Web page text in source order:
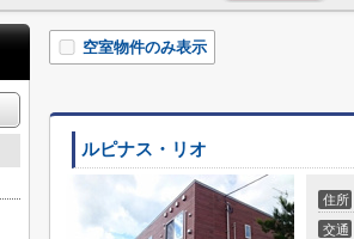
空室物件のみ表示
ルピナス・リオ
住所
交通